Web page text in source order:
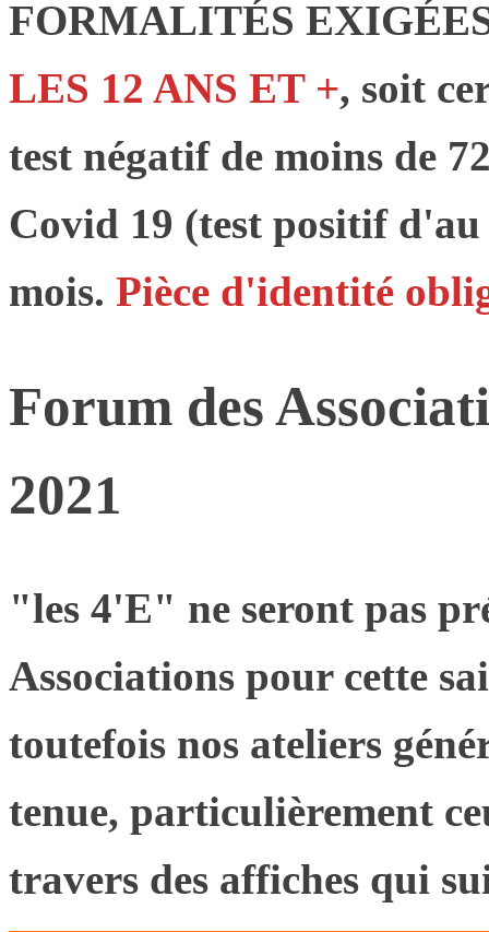
FORMALITÉS
LES 12 ANS ET +, soit
test négatif de moins de
Covid 19 (test positif
mois. Pièce d'identité
Forum des
2021
"les 4'E" ne seront pas
Associations pour cette
toutefois nos ateliers
tenue, particulièrement
travers des affiches qui